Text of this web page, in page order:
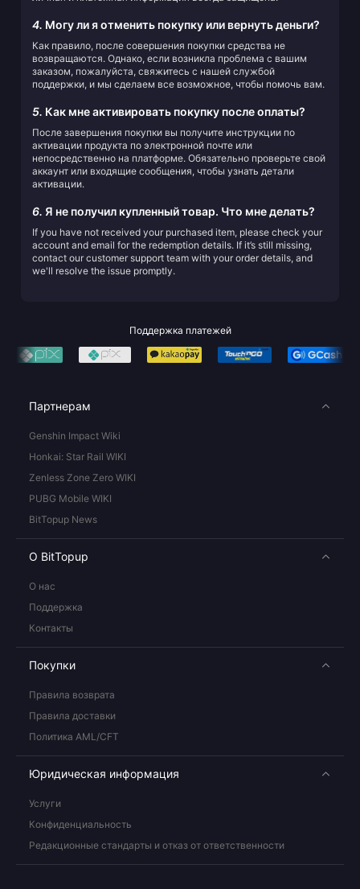
4. Могу ли я отменить покупку или вернуть деньги?
Как правило, после совершения покупки средства не
возвращаются. Однако, если возникла проблема с вашим
заказом, пожалуйста, свяжитесь с нашей службой
поддержки, и мы сделаем все возможное, чтобы помочь вам.
5. Как мне активировать покупку после оплаты?
После завершения покупки вы получите инструкции по
активации продукта по электронной почте или
непосредственно на платформе. Обязательно проверьте свой
аккаунт или входящие сообщения, чтобы узнать детали
активации.
6. Я не получил купленный товар. Что мне делать?
If you have not received your purchased item, please check your
account and email for the redemption details. If it’s still missing,
contact our customer support team with your order details, and
we'll resolve the issue promptly.
Поддержка платежей
Партнерам
Genshin Impact Wiki
Honkai: Star Rail WIKI
Zenless Zone Zero WIKI
PUBG Mobile WIKI
BitTopup News
О BitTopup
О нас
Поддержка
Контакты
Покупки
Правила возврата
Правила доставки
Политика AML/CFT
Юридическая информация
Услуги
Конфиденциальность
Редакционные стандарты и отказ от ответственности